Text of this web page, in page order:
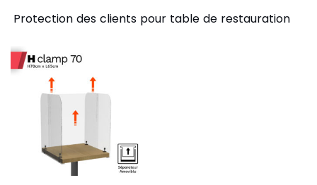
Protection des clients pour table de restauration